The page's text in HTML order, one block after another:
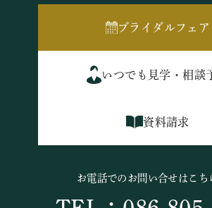
ブライダルフェア
いつでも見学・相談
資料請求
お電話でのお問い合せはこち